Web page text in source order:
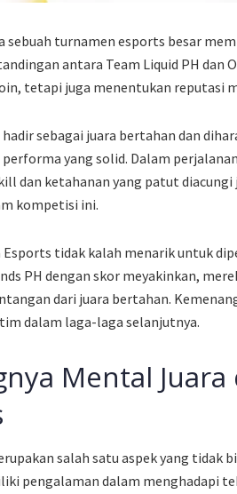
sebuah turnamen esports besar
antara Team Liquid PH dan
tetapi juga menentukan reputasi
hadir sebagai juara bertahan dan
yang solid. Dalam
dan ketahanan yang patut
kompetisi ini.
Esports tidak kalah menarik untuk
PH dengan skor meyakinkan,
dari juara bertahan.
dalam laga-laga selanjutnya.
Mental
salah satu aspek yang tidak
pengalaman dalam menghadapi